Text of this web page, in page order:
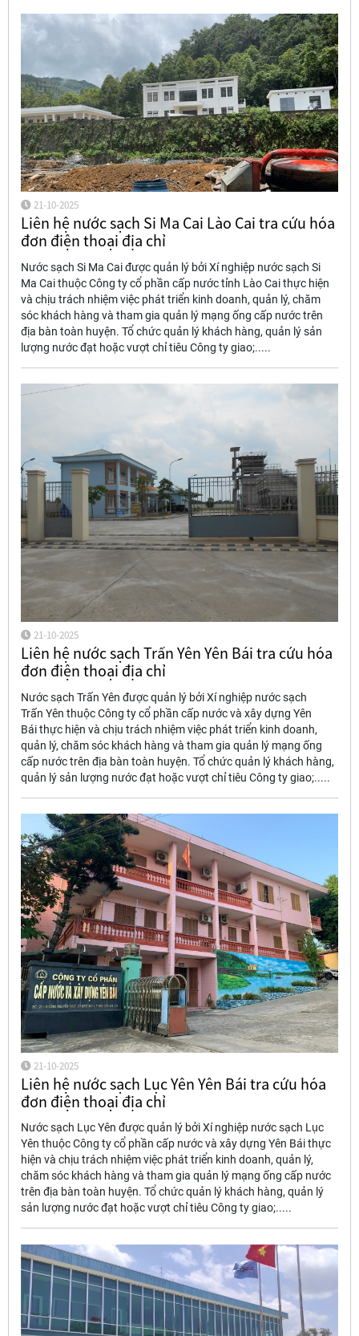
21-10-2025
Liên hệ nước sạch Si Ma Cai Lào Cai tra cứu hóa
đơn điện thoại địa chỉ
Nước sạch Si Ma Cai được quản lý bởi Xí nghiệp nước sạch Si
Ma Cai thuộc Công ty cổ phần cấp nước tỉnh Lào Cai thực hiện
và chịu trách nhiệm việc phát triển kinh doanh, quản lý, chăm
sóc khách hàng và tham gia quản lý mạng ống cấp nước trên
địa bàn toàn huyện. Tổ chức quản lý khách hàng, quản lý sản
lượng nước đạt hoặc vượt chỉ tiêu Công ty giao;.....
21-10-2025
Liên hệ nước sạch Trấn Yên Yên Bái tra cứu hóa
đơn điện thoại địa chỉ
Nước sạch Trấn Yên được quản lý bởi Xí nghiệp nước sạch
Trấn Yên thuộc Công ty cổ phần cấp nước và xây dựng Yên
Bái thực hiện và chịu trách nhiệm việc phát triển kinh doanh,
quản lý, chăm sóc khách hàng và tham gia quản lý mạng ống
cấp nước trên địa bàn toàn huyện. Tổ chức quản lý khách hàng,
quản lý sản lượng nước đạt hoặc vượt chỉ tiêu Công ty giao;.....
21-10-2025
Liên hệ nước sạch Lục Yên Yên Bái tra cứu hóa
đơn điện thoại địa chỉ
Nước sạch Lục Yên được quản lý bởi Xí nghiệp nước sạch Lục
Yên thuộc Công ty cổ phần cấp nước và xây dựng Yên Bái thực
hiện và chịu trách nhiệm việc phát triển kinh doanh, quản lý,
chăm sóc khách hàng và tham gia quản lý mạng ống cấp nước
trên địa bàn toàn huyện. Tổ chức quản lý khách hàng, quản lý
sản lượng nước đạt hoặc vượt chỉ tiêu Công ty giao;.....